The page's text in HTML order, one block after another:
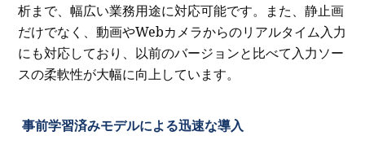
析まで、幅広い業務用途に対応可能です。また、静止画
だけでなく、動画やWebカメラからのリアルタイム入力
にも対応しており、以前のバージョンと比べて入力ソー
スの柔軟性が大幅に向上しています。
事前学習済みモデルによる迅速な導入